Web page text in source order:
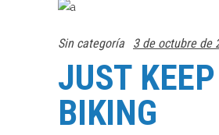
Sin categoría 3 de octubre de
JUST
BIKING